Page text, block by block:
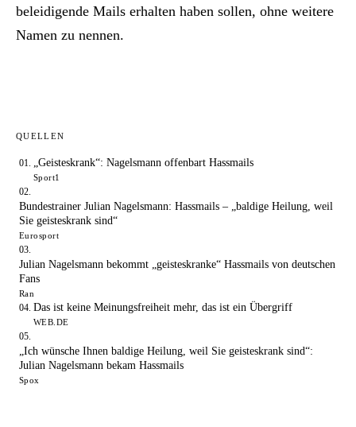
beleidigende Mails erhalten haben sollen, ohne weitere
Namen zu nennen.
QUELLEN
„Geisteskrank“: Nagelsmann offenbart Hassmails
Sport1
Bundestrainer Julian Nagelsmann: Hassmails – „baldige Heilung, weil
Sie geisteskrank sind“
Eurosport
Julian Nagelsmann bekommt „geisteskranke“ Hassmails von deutschen
Fans
Ran
Das ist keine Meinungsfreiheit mehr, das ist ein Übergriff
WEB.DE
„Ich wünsche Ihnen baldige Heilung, weil Sie geisteskrank sind“:
Julian Nagelsmann bekam Hassmails
Spox